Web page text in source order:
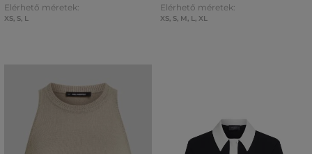
Elérhető méretek:
XS, S, L
Elérhető méretek:
XS, S, M, L, XL